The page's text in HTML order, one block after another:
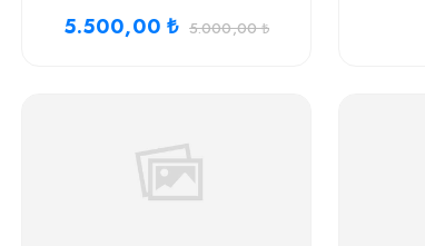
5.500,00 ₺ 5.000,00 ₺